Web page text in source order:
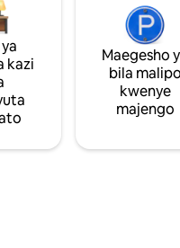
kazi
Maegesho
bila malipo
kwenye
majengo